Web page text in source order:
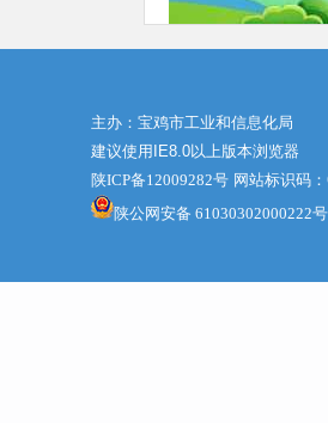
主办：宝鸡市工业和信息化局
建议使用IE8.0以上版本浏览器
陕ICP备12009282号 网站标识码
陕公网安备 61030302000222号